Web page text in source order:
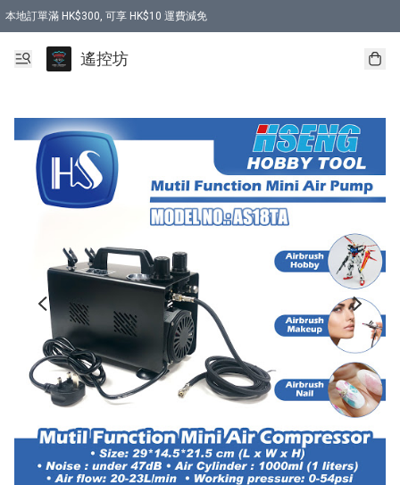
本地訂單滿 HK$300, 可享 HK$10 運費減免
購買 7.6V 6500mah 70C 電池 送 7.6V USB充電器
遙控坊